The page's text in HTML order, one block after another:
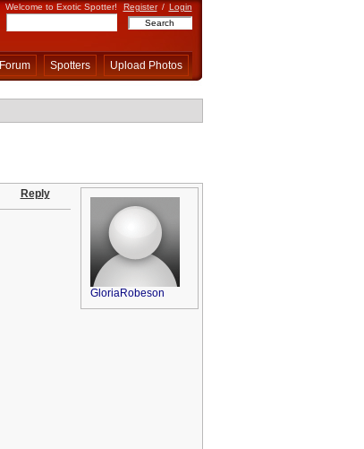
Welcome to Exotic Spotter! Register / Login
Forum Spotters Upload Photos
Reply
GloriaRobeson